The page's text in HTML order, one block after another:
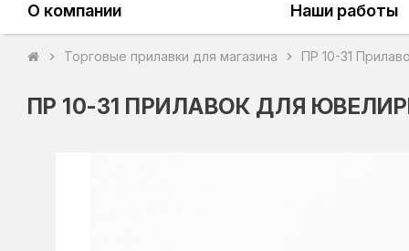
О компании Наши работы
chevron_right Торговые прилавки для магазина chevron_right ПР 10-31
ПР 10-31 ПРИЛАВОК ДЛЯ